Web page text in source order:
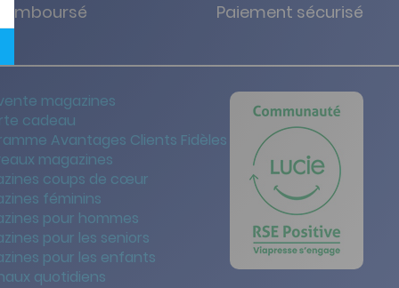
Paiement sécurisé
magazines
cadeau
Avantages Clients Fidèles
magazines
coups de cœur
féminins
pour hommes
pour les seniors
pour les enfants
quotidiens